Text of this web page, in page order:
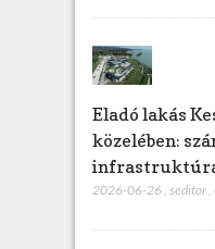
Eladó lakás
közelében:
2026-06-26 , seditor,